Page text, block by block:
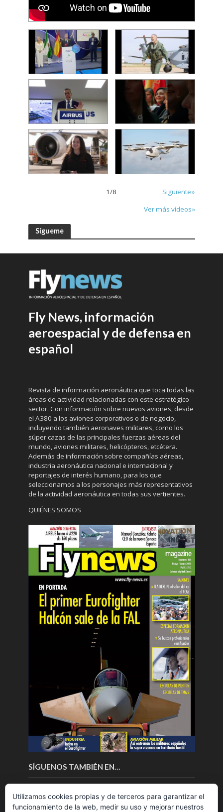
1/8
Siguiente»
Ver más vídeos»
Sígueme
Fly News, información
aeroespacial y de defensa en
español
Revista de información aeronáutica que toca todas las
áreas de actividad relacionadas con este estratégico
sector. Con información sobre nuevos aviones, desde
el A380 a los aviones corporativos o de negocio,
incluyendo también aeronaves militares, como los
súper cazas de las principales fuerzas aéreas del
mundo, aviones militares, helicópteros, etcétera.
Además de información sobre compañías aéreas,
industria aeronáutica nacional e internacional y
reportajes de interés humano, para los que
seleccionamos a los personajes más representativos
de la actividad aeronáutica en todas sus vertientes.
QUIÉNES SOMOS
SÍGUENOS TAMBIÉN EN…
Utilizamos cookies propias y de terceros para garantizar el
funcionamiento de la web, medir su uso y mejorar nuestros